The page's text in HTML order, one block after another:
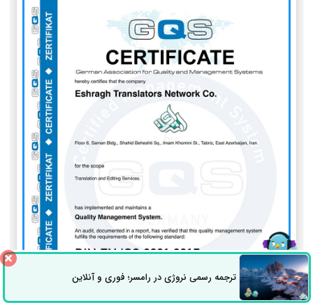
ترجمه رسمی نروژی در رامسر؛ فوری و آنلاینراه های ارتباطی